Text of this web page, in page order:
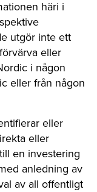
häri i
utgör inte ett
eller
i någon
eller från någon
eller
eller
en investering
anledning av
av all offentligt